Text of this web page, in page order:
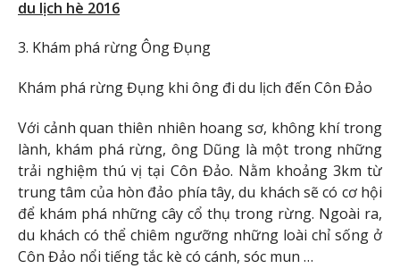
du lịch hè 2016
3. Khám phá rừng Ông Đụng
Khám phá rừng Đụng khi ông đi du lịch đến Côn Đảo
Với cảnh quan thiên nhiên hoang sơ, không khí trong
lành, khám phá rừng, ông Dũng là một trong những
trải nghiệm thú vị tại Côn Đảo. Nằm khoảng 3km từ
trung tâm của hòn đảo phía tây, du khách sẽ có cơ hội
để khám phá những cây cổ thụ trong rừng. Ngoài ra,
du khách có thể chiêm ngưỡng những loài chỉ sống ở
Côn Đảo nổi tiếng tắc kè có cánh, sóc mun …